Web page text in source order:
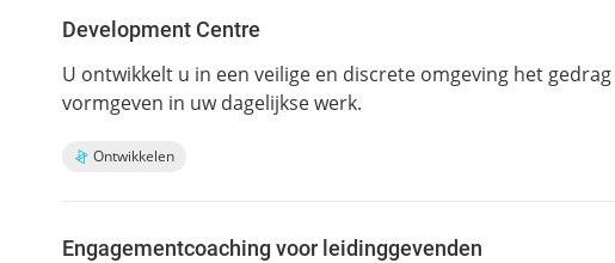
Development Centre
U ontwikkelt u in een veilige en discrete omgeving het
vormgeven in uw dagelijkse werk.
Ontwikkelen
Engagementcoaching voor leidinggevenden